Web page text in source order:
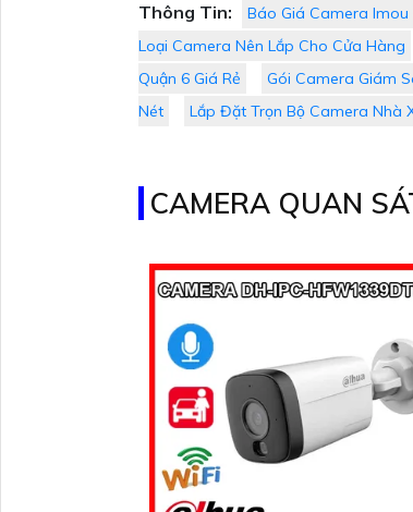
Thông Tin: Báo Giá Camera Imou
Loại Camera Nên Lắp Cho Cửa Hàng
Quận 6 Giá Rẻ
Gói Camera Giám
Nét
Lắp Đặt Trọn Bộ Camera Nhà
CAMERA QUAN